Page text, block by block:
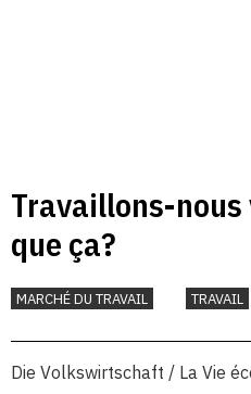
Travaillons-
que ça?
MARCHÉ DU TRAVAIL TRAVAIL
Die Volkswirtschaft / La Vie